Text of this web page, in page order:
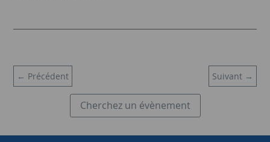
← Précédent Suivant→
Cherchez un évènement